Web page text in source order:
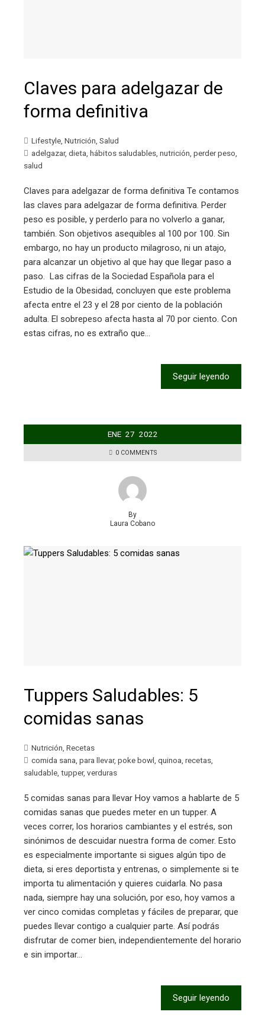
Claves para adelgazar de
forma definitiva
Lifestyle Nutrición Salud
adelgazar, dieta hábitos saludables nutrición perder peso
salud
Claves para adelgazar de forma definitiva Te contamos
las claves para adelgazar de forma definitiva. Perder
peso es posible, y perderlo para no volverlo a ganar,
también. Son objetivos asequibles al 100 por 100. Sin
embargo, no hay un producto milagroso, ni un atajo,
para alcanzar un objetivo al que hay que llegar paso a
paso. Las cifras de la Sociedad Española para el
Estudio de la Obesidad, concluyen que este problema
afecta entre el 23 y el 28 por ciento de la población
adulta. El sobrepeso afecta hasta al 70 por ciento. Con
estas cifras, no es extraño que…
Seguir leyendo
ENE 27 2022
0 COMMENTS
By
Laura Cobano
Tuppers Saludables: 5
comidas sanas
Nutrición Recetas
comida sana para llevar, poke bowl quinoa recetas
saludable tupper, verduras
5 comidas sanas para llevar Hoy vamos a hablarte de 5
comidas sanas que puedes meter en un tupper. A
veces correr, los horarios cambiantes y el estrés, son
sinónimos de descuidar nuestra forma de comer. Esto
es especialmente importante si sigues algún tipo de
dieta, si eres deportista y entrenas, o simplemente si te
importa tu alimentación y quieres cuidarla. No pasa
nada, siempre hay una solución, por eso, hoy vamos a
ver cinco comidas completas y fáciles de preparar, que
puedes llevar contigo a cualquier parte. Así podrás
disfrutar de comer bien, independientemente del horario
e sin importar…
Seguir leyendo